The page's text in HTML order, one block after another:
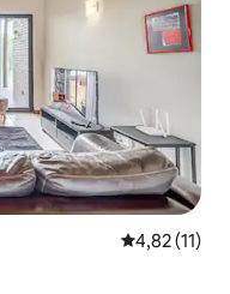
Gemiddelde
4,82 (11)